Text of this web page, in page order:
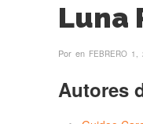
Luna
Por en FEBRERO 1,
Autores